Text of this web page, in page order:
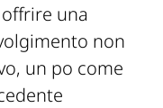
una
non
un po come